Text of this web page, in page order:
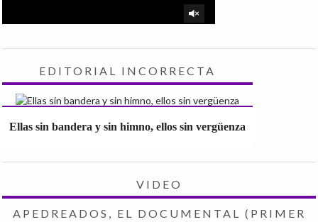
EDITORIAL INCORRECTA
Ellas sin bandera y sin himno, ellos sin vergüenza
VIDEO
APEDREADOS, EL DOCUMENTAL (PRIMER